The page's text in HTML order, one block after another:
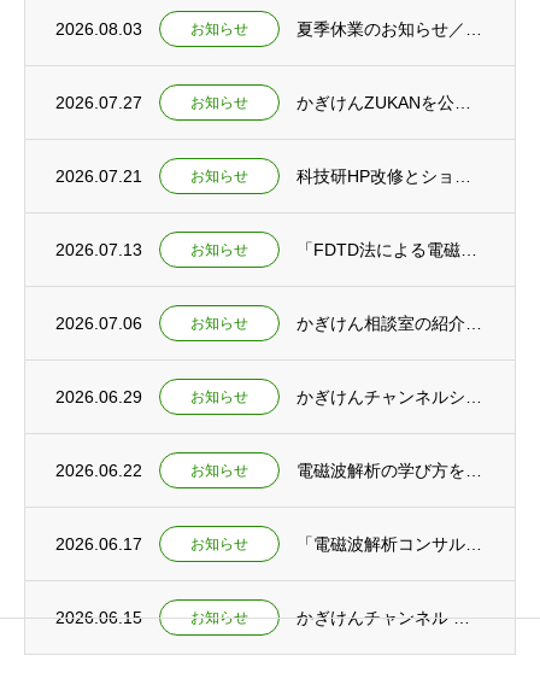
2026.08.03 お知らせ
2026.07.27 お知らせ
2026.07.21 お知らせ
2026.07.13 お知らせ
2026.07.06 お知らせ
2026.06.29 お知らせ
2026.06.22 お知らせ
2026.06.17 お知らせ
2026.06.15 お知らせ かぎけんチャンネル ショート動画公開 ～「実験×数式」で初めて繋がる！ 電磁波を深く理...